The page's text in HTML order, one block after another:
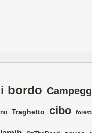
bordo
Traghetto cibo